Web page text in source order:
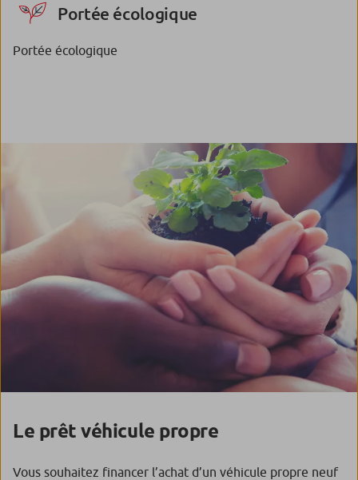
Portée écologique
Portée écologique
Le prêt véhicule propre
Vous souhaitez financer l’achat d’un véhicule propre neuf